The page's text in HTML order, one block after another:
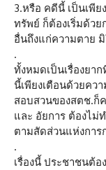
3.หรือ คดีนี้ เป็นเพีย
ทรัพย์ ก็ต้องเริ่มด้วย
อื่นถึงแก่ความตาย
.
ทั้งหมดเป็นเรื่องยา
นี้เพียงเตือนด้วยคว
สอบสวนของสตช.ก็
และ อัยการ ต้องไม่
ตามสัดส่วนแห่งการ
.
เรื่องนี้ ประชาชนต้อ